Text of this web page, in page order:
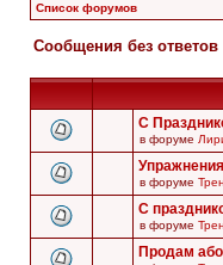
Список форумов
Сообщения без ответов
С
в форуме
в форуме
С
в форуме
Продам